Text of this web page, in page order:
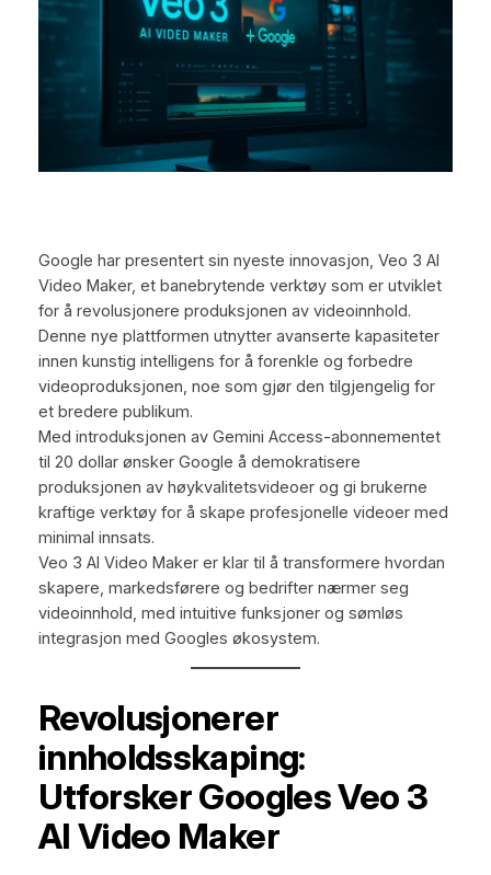
Google har presentert sin nyeste innovasjon, Veo 3 AI
Video Maker, et banebrytende verktøy som er utviklet
for å revolusjonere produksjonen av videoinnhold.
Denne nye plattformen utnytter avanserte kapasiteter
innen kunstig intelligens for å forenkle og forbedre
videoproduksjonen, noe som gjør den tilgjengelig for
et bredere publikum.
Med introduksjonen av Gemini Access-abonnementet
til 20 dollar ønsker Google å demokratisere
produksjonen av høykvalitetsvideoer og gi brukerne
kraftige verktøy for å skape profesjonelle videoer med
minimal innsats.
Veo 3 AI Video Maker er klar til å transformere hvordan
skapere, markedsførere og bedrifter nærmer seg
videoinnhold, med intuitive funksjoner og sømløs
integrasjon med Googles økosystem.
Revolusjonerer
innholdsskaping:
Utforsker Googles Veo 3
AI Video Maker